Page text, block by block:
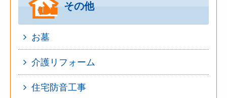
その他
お墓
介護リフォーム
住宅防音工事